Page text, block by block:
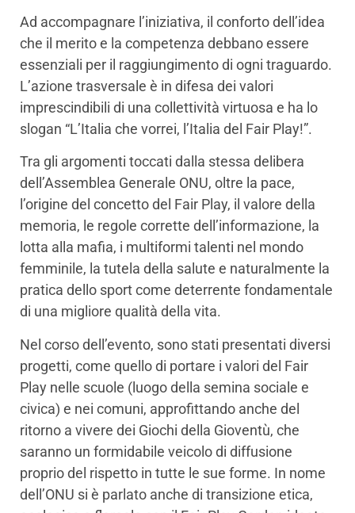
Ad accompagnare l’iniziativa, il conforto dell’idea
che il merito e la competenza debbano essere
essenziali per il raggiungimento di ogni traguardo.
L’azione trasversale è in difesa dei valori
imprescindibili di una collettività virtuosa e ha lo
slogan “L’Italia che vorrei, l’Italia del Fair Play!”.
Tra gli argomenti toccati dalla stessa delibera
dell’Assemblea Generale ONU, oltre la pace,
l’origine del concetto del Fair Play, il valore della
memoria, le regole corrette dell’informazione, la
lotta alla mafia, i multiformi talenti nel mondo
femminile, la tutela della salute e naturalmente la
pratica dello sport come deterrente fondamentale
di una migliore qualità della vita.
Nel corso dell’evento, sono stati presentati diversi
progetti, come quello di portare i valori del Fair
Play nelle scuole (luogo della semina sociale e
civica) e nei comuni, approfittando anche del
ritorno a vivere dei Giochi della Gioventù, che
saranno un formidabile veicolo di diffusione
proprio del rispetto in tutte le sue forme. In nome
dell’ONU si è parlato anche di transizione etica,